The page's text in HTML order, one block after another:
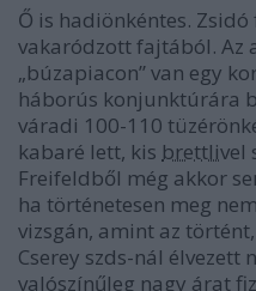
Ő is hadiönkéntes.
vakaródzott fajtából. Az
„búzapiacon” van egy
háborús konjunktúrára
váradi 100-110
kabaré lett, kis brettlivel
Freifeldből még akkor
ha történetesen meg
vizsgán, amint az
Cserey szds-nál élvezett
valószínűleg nagy árat